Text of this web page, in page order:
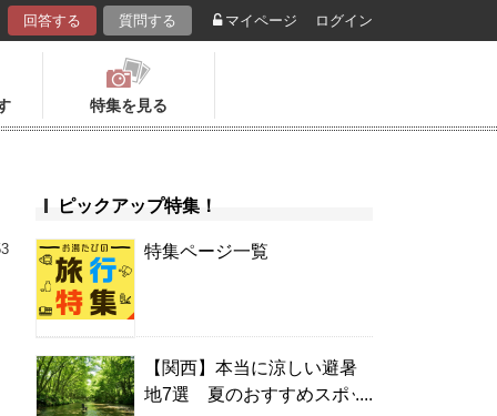
回答する 質問する マイページ ログイン
特集を見る
ピックアップ特集！
特集ページ一覧
【関西】本当に涼しい避暑
地7選 夏のおすすめスポッ